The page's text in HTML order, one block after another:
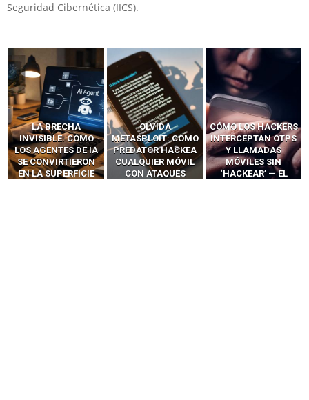
Seguridad Cibernética (IICS).
LA BRECHA
INVISIBLE: CÓMO
LOS AGENTES DE IA
SE CONVIRTIERON
EN LA SUPERFICIE
OLVIDA
METASPLOIT: CÓMO
PREDATOR HACKEA
CUALQUIER MÓVIL
CON ATAQUES
CÓMO LOS HACKERS
INTERCEPTAN OTPS
Y LLAMADAS
MÓVILES SIN
‘HACKEAR’ — EL